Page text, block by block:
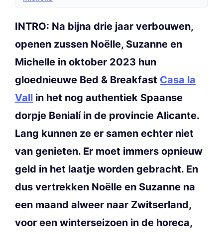
INTRO: Na bijna drie jaar verbouwen,
openen zussen Noëlle, Suzanne en
Michelle in oktober 2023 hun
gloednieuwe Bed & Breakfast Casa la
Vall in het nog authentiek Spaanse
dorpje Benialí in de provincie Alicante.
Lang kunnen ze er samen echter niet
van genieten. Er moet immers opnieuw
geld in het laatje worden gebracht. En
dus vertrekken Noëlle en Suzanne na
een maand alweer naar Zwitserland,
voor een winterseizoen in de horeca,